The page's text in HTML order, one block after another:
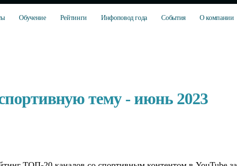
Обучение Рейтинги Инфоповод года События О компании
тему - июнь 2023